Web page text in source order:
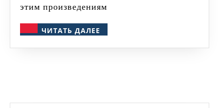
этим произведениям
ЧИТАТЬ ДАЛЕЕ
ДАЛЕЕ